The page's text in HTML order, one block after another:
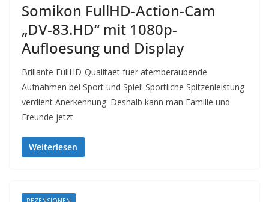
Somikon FullHD-Action-Cam
„DV-83.HD“ mit 1080p-
Aufloesung und Display
Brillante FullHD-Qualitaet fuer atemberaubende
Aufnahmen bei Sport und Spiel! Sportliche Spitzenleistung
verdient Anerkennung. Deshalb kann man Familie und
Freunde jetzt
Weiterlesen